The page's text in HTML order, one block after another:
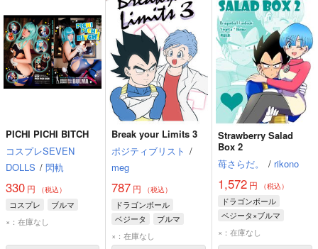
PICHI PICHI BITCH
コスプレSEVEN
DOLLS / 閃軌
330 円 （税込）
コスプレ
ブルマ
×：在庫なし
Break your Limits 3
ポジティブリスト /
meg
787 円 （税込）
ドラゴンボール
ベジータ
ブルマ
×：在庫なし
Strawberry Salad
Box 2
苺さらだ。
/ rikono
1,572円 （税込）
ドラゴンボール
ベジータ×ブルマ
ベジータ
×：在庫なし